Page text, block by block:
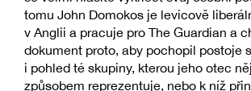
tomu John Domokos je levicově
v Anglii a pracuje pro The Guardian a
dokument proto, aby pochopil postoje
i pohled té skupiny, kterou jeho otec
způsobem reprezentuje, nebo k níž